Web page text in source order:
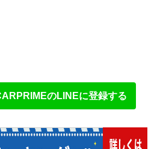
のLINEに登録する